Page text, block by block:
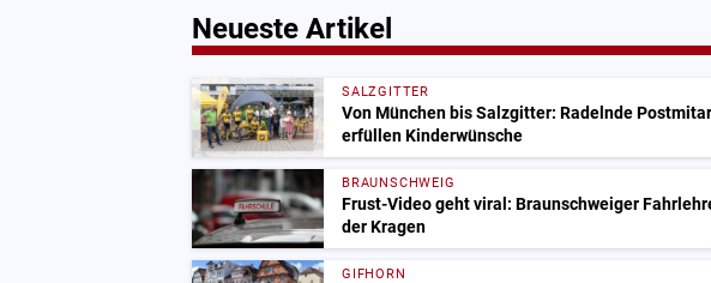
Neueste Artikel
SALZGITTER
Von München bis Salzgitter: Radelnde
erfüllen Kinderwünsche
BRAUNSCHWEIG
Frust-Video geht viral: Braunschweiger
der Kragen
GIFHORN